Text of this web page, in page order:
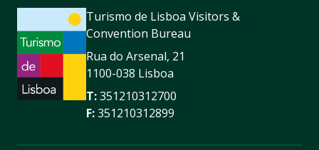
Turismo de Lisboa Visitors &
Convention Bureau
Rua do Arsenal, 21
1100-038 Lisboa
T:351210312700
F:351210312899